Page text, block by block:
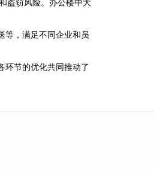
盗窃风险。办公楼中大
等，满足不同企业和员
环节的优化共同推动了